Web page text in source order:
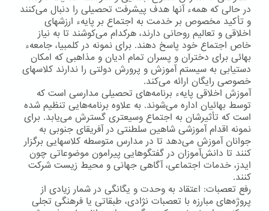
در حالی كه همهء آنها هدف پیشرفت تحصیلی را دنبال می‌كنند
و تأكید مخصوص بر خدمت به اجتماع بر پایهء ارزشهای
اخلاقی و تعالیم روحانی دارند، هركدام می‌كوشند تا به نیاز
خاص اجتماع خود پاسخ دهند. برای نمونه در كلمبیا، جامعهء
بهائی برای دختران و پسران تمام ادیان و مذاهبی كه امكان
دستیابی به سیستم آموزش و پرورش دولتی را ندارند كلاسهای
خصوصی رایگان ارائه می‌كند.
آموزش اخلاقی پایهء برنامه‌های تحصیلی مدارسی است كه
توسط بهائیان اداره می‌شوند. به علاوه برنامه‌هایی تنظیم شده
است كه تأثیرشان به اجتماع وسیعتری گسترش می‌یابد. برای
نمونه اقدام آموزشی شاهین سلطنتی در آفریقای جنوبی به
جوانان آموزش می‌دهد تا در مدارس متوسطه كلاسهایی برگزار
كنند تا دانش‌آموزان در گفتگوهایی پیرامون موضوعاتی چون
ایدز، خدمات اجتماعی، آگاهی جهانی و محیط زیست شركت
كنند.
رفع تعصبات: اعتقاد به وحدت و یگانگی در شمار زیادی از
پروژه‌های مبارزه با تعصبات نژادی، طبقاتی یا فرهنگی تجلی